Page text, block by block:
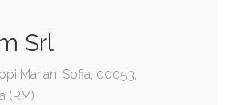
Srl
Mariani Sofia, 00053,
(RM)